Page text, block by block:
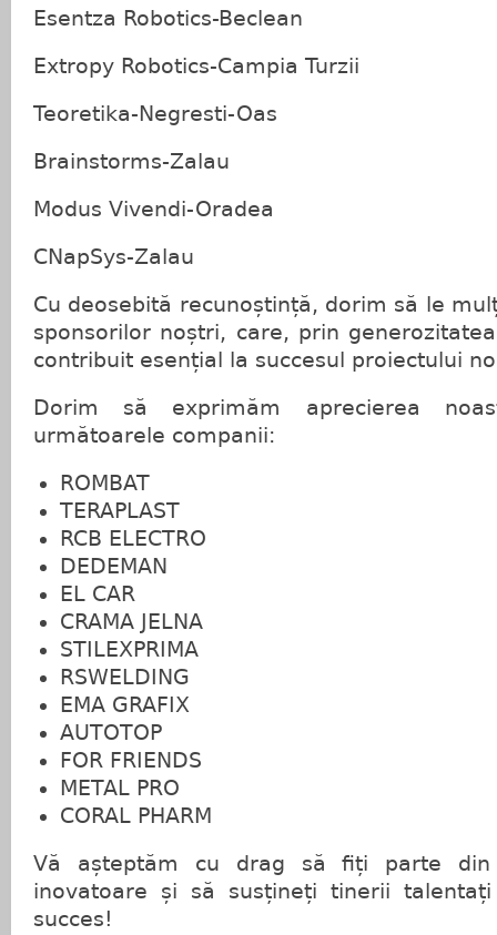
Esentza Robotics-Beclean
Extropy Robotics-Campia Turzii
Teoretika-Negresti-Oas
Brainstorms-Zalau
Modus Vivendi-Oradea
CNapSys-Zalau
Cu deosebită recunoștință, dorim să le
sponsorilor noștri, care, prin
contribuit esențial la succesul proiectului
Dorim să exprimăm aprecierea
următoarele companii:
ROMBAT
TERAPLAST
RCB ELECTRO
DEDEMAN
EL CAR
CRAMA JELNA
STILEXPRIMA
RSWELDING
EMA GRAFIX
AUTOTOP
FOR FRIENDS
METAL PRO
CORAL PHARM
Vă așteptăm cu drag să fiți parte din
inovatoare și să susțineți tinerii
succes!